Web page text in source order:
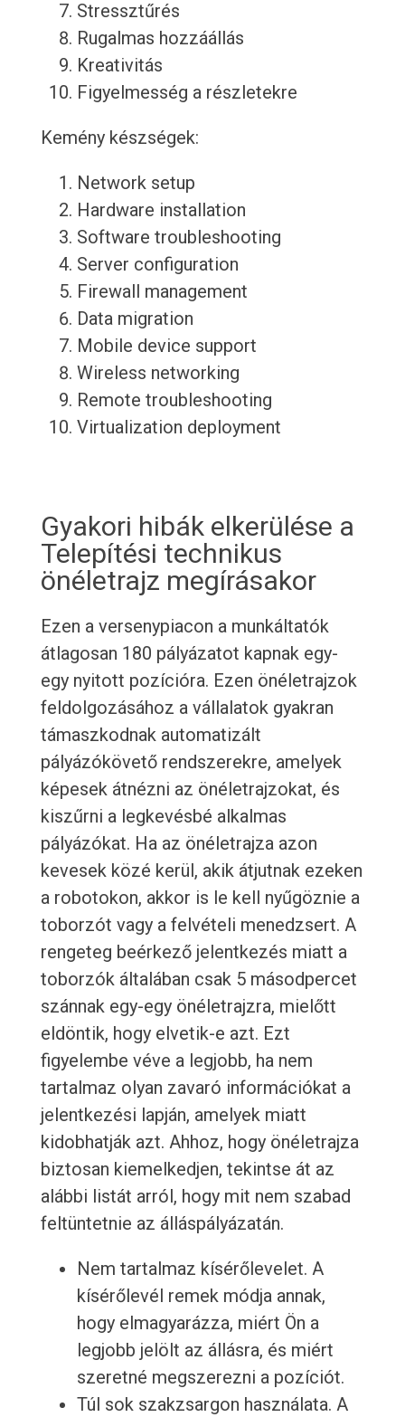
Stressztűrés
Rugalmas hozzáállás
Kreativitás
Figyelmesség a részletekre
Kemény készségek:
Network setup
Hardware installation
Software troubleshooting
Server configuration
Firewall management
Data migration
Mobile device support
Wireless networking
Remote troubleshooting
Virtualization deployment
Gyakori hibák elkerülése a
Telepítési technikus
önéletrajz megírásakor
Ezen a versenypiacon a munkáltatók
átlagosan 180 pályázatot kapnak egy-
egy nyitott pozícióra. Ezen önéletrajzok
feldolgozásához a vállalatok gyakran
támaszkodnak automatizált
pályázókövető rendszerekre, amelyek
képesek átnézni az önéletrajzokat, és
kiszűrni a legkevésbé alkalmas
pályázókat. Ha az önéletrajza azon
kevesek közé kerül, akik átjutnak ezeken
a robotokon, akkor is le kell nyűgöznie a
toborzót vagy a felvételi menedzsert. A
rengeteg beérkező jelentkezés miatt a
toborzók általában csak 5 másodpercet
szánnak egy-egy önéletrajzra, mielőtt
eldöntik, hogy elvetik-e azt. Ezt
figyelembe véve a legjobb, ha nem
tartalmaz olyan zavaró információkat a
jelentkezési lapján, amelyek miatt
kidobhatják azt. Ahhoz, hogy önéletrajza
biztosan kiemelkedjen, tekintse át az
alábbi listát arról, hogy mit nem szabad
feltüntetnie az álláspályázatán.
Nem tartalmaz kísérőlevelet. A
kísérőlevél remek módja annak,
hogy elmagyarázza, miért Ön a
legjobb jelölt az állásra, és miért
szeretné megszerezni a pozíciót.
Túl sok szakzsargon használata. A